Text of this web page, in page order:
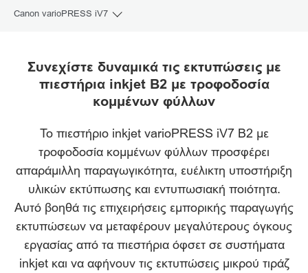
Canon varioPRESS iV7
Toggle breadcrumbs
Γκαλερί
Συνεχίστε δυναμικά τις εκτυπώσεις με
πιεστήρια inkjet B2 με τροφοδοσία
κομμένων φύλλων
Το πιεστήριο inkjet varioPRESS iV7 B2 με
τροφοδοσία κομμένων φύλλων προσφέρει
απαράμιλλη παραγωγικότητα, ευέλικτη υποστήριξη
υλικών εκτύπωσης και εντυπωσιακή ποιότητα.
Αυτό βοηθά τις επιχειρήσεις εμπορικής παραγωγής
εκτυπώσεων να μεταφέρουν μεγαλύτερους όγκους
εργασίας από τα πιεστήρια όφσετ σε συστήματα
inkjet και να αφήνουν τις εκτυπώσεις μικρού τιράζ